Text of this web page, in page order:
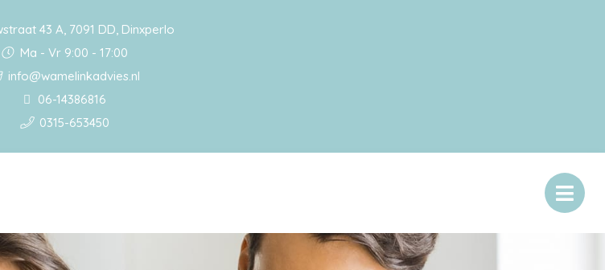
43 A, 7091 DD, Dinxperlo
Ma - Vr 9:00 - 17:00
info@wamelinkadvies.nl
06-14386816
0315-653450